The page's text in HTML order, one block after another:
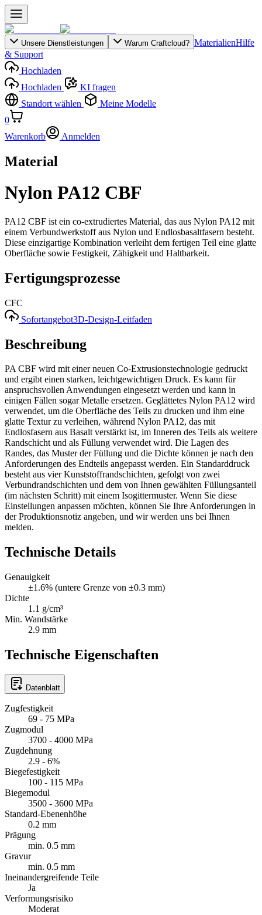
Unsere Dienstleistungen Warum Craftcloud? MaterialienHilfe
& Support
Hochladen
Hochladen
KI fragen
Standort wählen
Meine Modelle
0
Warenkorb
Anmelden
Material
Nylon PA12 CBF
PA12 CBF ist ein co-extrudiertes Material, das aus Nylon PA12 mit
einem Verbundwerkstoff aus Nylon und Endlosbasaltfasern besteht.
Diese einzigartige Kombination verleiht dem fertigen Teil eine glatte
Oberfläche sowie Festigkeit, Zähigkeit und Haltbarkeit.
Fertigungsprozesse
CFC
Sofortangebot3D-Design-Leitfaden
Beschreibung
PA CBF wird mit einer neuen Co-Extrusionstechnologie gedruckt
und ergibt einen starken, leichtgewichtigen Druck. Es kann für
anspruchsvollen Anwendungen eingesetzt werden und kann in
einigen Fällen sogar Metalle ersetzen. Geglättetes Nylon PA12 wird
verwendet, um die Oberfläche des Teils zu drucken und ihm eine
glatte Textur zu verleihen, während Nylon PA12, das mit
Endlosfasern aus Basalt verstärkt ist, im Inneren des Teils als weitere
Randschicht und als Füllung verwendet wird. Die Lagen des
Randes, das Muster der Füllung und die Dichte können je nach den
Anforderungen des Endteils angepasst werden. Ein Standarddruck
besteht aus vier Kunststoffrandschichten, gefolgt von zwei
Verbundrandschichten und dem von Ihnen gewählten Füllungsanteil
(im nächsten Schritt) mit einem Isogittermuster. Wenn Sie diese
Einstellungen anpassen möchten, können Sie Ihre Anforderungen in
der Produktionsnotiz angeben, und wir werden uns bei Ihnen
melden.
Technische Details
Genauigkeit
±1.6% (untere Grenze von ±0.3 mm)
Dichte
1.1 g/cm³
Min. Wandstärke
2.9 mm
Technische Eigenschaften
Datenblatt
Zugfestigkeit
69 - 75 MPa
Zugmodul
3700 - 4000 MPa
Zugdehnung
2.9 - 6%
Biegefestigkeit
100 - 115 MPa
Biegemodul
3500 - 3600 MPa
Standard-Ebenenhöhe
0.2 mm
Prägung
min. 0.5 mm
Gravur
min. 0.5 mm
Ineinandergreifende Teile
Ja
Verformungsrisiko
Moderat